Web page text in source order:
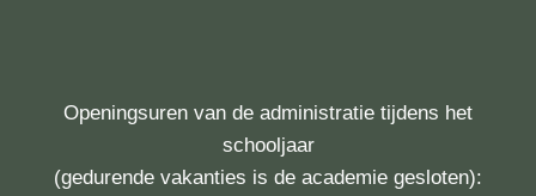
Openingsuren van de administratie tijdens het
schooljaar
(gedurende vakanties is de academie gesloten):